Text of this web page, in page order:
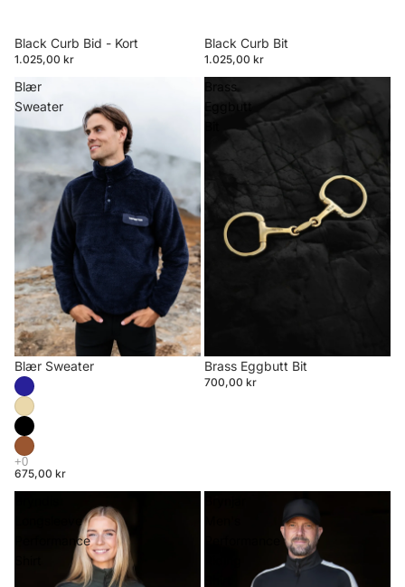
Black Curb Bid - Kort
1.025,00 kr
Black Curb Bit
1.025,00 kr
Blær
Sweater
Blær Sweater
675,00 kr
Brass
Eggbutt
Brass Eggbutt Bit
700,00 kr
Longsleeve
Performance